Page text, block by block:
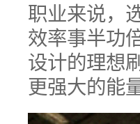
职业来说，
效率事半功
设计的理想
更强大的能